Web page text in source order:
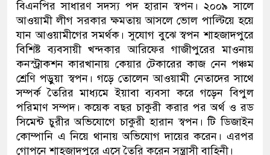
বিএনপির সাধারণ সদস্য পদ হারান স্বপন। ২০০৯ সালে
আওয়ামী লীগ সরকার ক্ষমতায় আসলে ভোল পাল্টিয়ে হয়ে
যান আওয়ামীগের সমর্থক। সুযোগ বুঝে স্বপন শাহজাদপুরে
বিশিষ্ট ব্যবসায়ী খন্দকার আরিফের গাজীপুরের মাওনায়
কনস্ট্রাকশন কারখানায় কেয়ার টেকারের কাজ নেন পঞ্চম
শ্রেণি পড়ুয়া স্বপন। গড়ে তোলেন আওয়ামী নেতাদের সাথে
সম্পর্ক তৈরির মাধ্যমে ইয়াবা ব্যবসা করে গড়েন বিপুল
পরিমাণ সম্পদ। কয়েক বছর চাকুরী করার পর অর্থ ও রড
সিমেন্ট চুরীর অভিযোগে চাকুরী হারান স্বপন। টি ডিজাইন
কোম্পানি এ নিয়ে থানায় অভিযোগ দায়ের করেন। এরপর
গোপনে শাহজাদপুরে এসে তৈরি করেন সন্ত্রাসী বাহিনী।